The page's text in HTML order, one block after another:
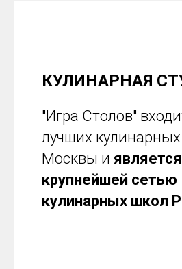
КУЛИНАРНАЯ
"Игра Столов"
лучших кулинарных
Москвы и является
крупнейшей сетью
кулинарных школ